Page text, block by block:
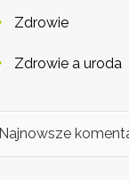
Zdrowie
Zdrowie a uroda
Najnowsze